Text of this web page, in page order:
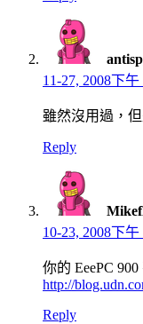
11-27, 2008下午
雖然沒用過，
Reply
10-23, 2008下午
你的 EeePC
http://
Reply